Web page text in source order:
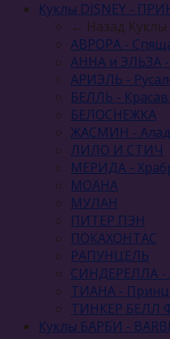
Куклы DISNEY -
← Назад
АВРОРА -
АННА и ЭЛЬЗА
АРИЭЛЬ -
БЕЛЛЬ -
БЕЛОСНЕЖКА
ЖАСМИН -
ЛИЛО И СТИЧ
МЕРИДА -
МОАНА
МУЛАН
ПИТЕР ПЭН
ПОКАХОНТАС
РАПУНЦЕЛЬ
СИНДЕРЕЛЛА -
ТИАНА -
ТИНКЕР БЕЛЛ
Куклы БАРБИ -